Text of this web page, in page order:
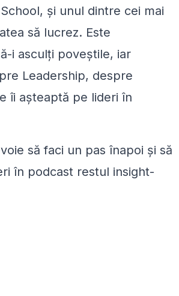
şi unul dintre cei mai
să lucrez. Este
i asculţi poveştile, iar
Leadership, despre
îi aşteaptă pe lideri în
să faci un pas înapoi şi să
în podcast restul insight-